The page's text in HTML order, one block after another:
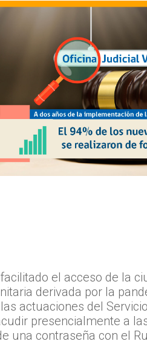
el acceso de la
derivada por la
actuaciones del
presencialmente a
una contraseña con el